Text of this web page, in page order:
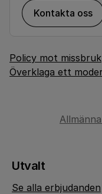
Kontakta oss
Policy mot missbruk
Överklaga ett
Utvalt
Se alla erbjudanden